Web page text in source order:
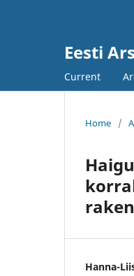
Eesti
Current
Home /
Hanna-